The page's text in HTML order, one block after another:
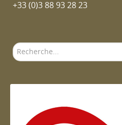
+33 (0)3 88 93 28 23
Rechercher